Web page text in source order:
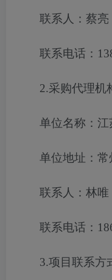
联系人：蔡亮
联系电话：
2.采购代理机
单位名称：江
单位地址：
联系人：林唯
联系电话：
3.项目联系方